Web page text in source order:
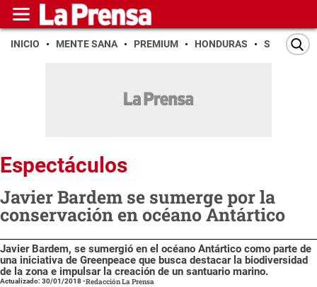
INICIO MENTE SANA PREMIUM HONDURAS SAN PEDRO
Espectáculos
Javier Bardem se sumerge por la
conservación en océano Antártico
Javier Bardem, se sumergió en el océano Antártico como parte de
una iniciativa de Greenpeace que busca destacar la biodiversidad
de la zona e impulsar la creación de un santuario marino.
Actualizado: 30/01/2018-Redacción La Prensa